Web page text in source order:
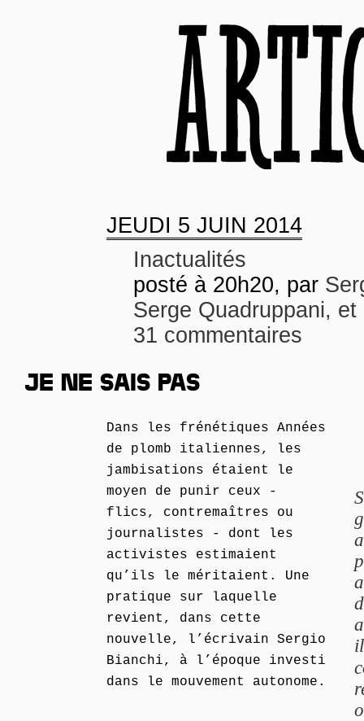
JEUDI 5 JUIN 2014
Inactualités
posté à 20h20, par
Serge Quadruppani,
31 commentaires
JE NE SAIS PAS
Dans les frénétiques Années
de plomb italiennes, les
jambisations étaient le
moyen de punir ceux -
flics, contremaîtres ou
journalistes - dont les
activistes estimaient
qu’ils le méritaient. Une
pratique sur laquelle
revient, dans cette
nouvelle, l’écrivain Sergio
Bianchi, à l’époque investi
dans le mouvement autonome.